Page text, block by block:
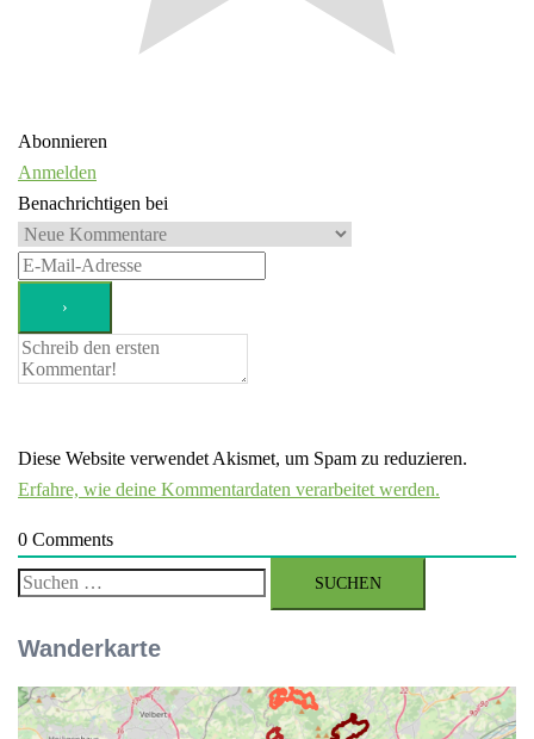
Abonnieren
Anmelden
Benachrichtigen bei
Diese Website verwendet Akismet, um Spam zu reduzieren.
Erfahre, wie deine Kommentardaten verarbeitet werden.
0 Comments
Suchen
Wanderkarte